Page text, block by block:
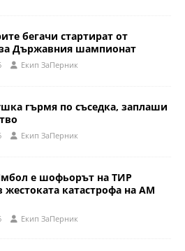
бегачи стартират от
Държавния шампионат
Eкип ЗаПерник
гърмя по съседка, заплаши
Eкип ЗаПерник
е шофьорът на ТИР
жестоката катастрофа на АМ
Eкип ЗаПерник